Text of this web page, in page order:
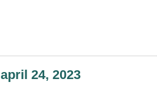
april 24, 2023